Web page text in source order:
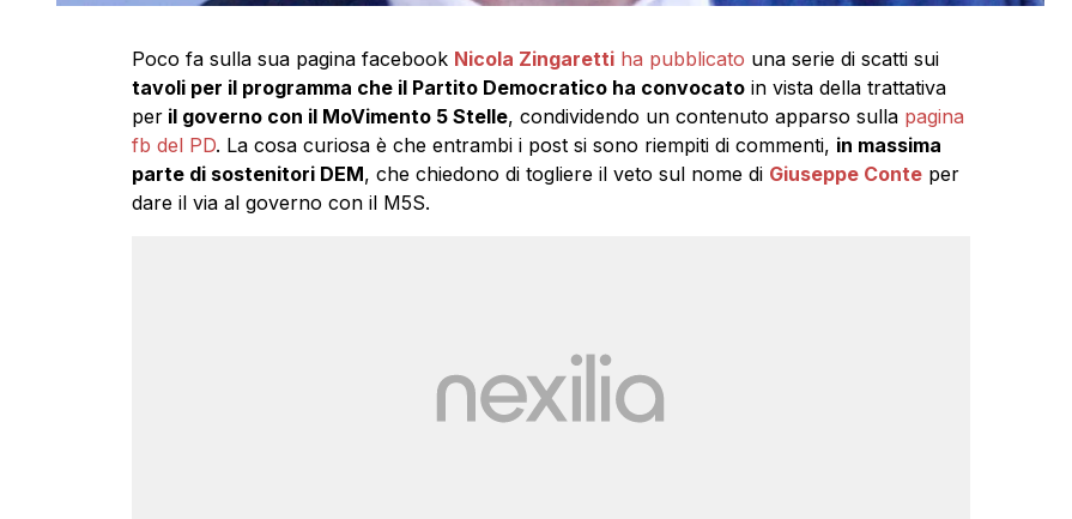
Poco fa sulla sua pagina facebook Nicola Zingaretti ha pubblicato una serie di scatti sui
tavoli per il programma che il Partito Democratico ha convocatoin vista della trattativa
peril governo con il MoVimento 5 Stelle, condividendo un contenuto apparso sulla pagina
fb del PD. La cosa curiosa è che entrambi i post si sono riempiti di commenti, in massima
parte di sostenitori DEM, che chiedono di togliere il veto sul nome di Giuseppe Conteper
dare il via al governo con il M5S.